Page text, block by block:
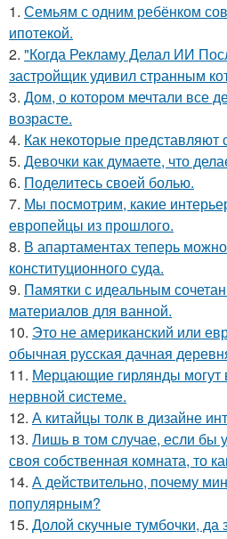
1. Семьям с одним ребёнком
ипотекой.
2. "Когда Рекламу Делал ИИ
застройщик удивил странным
3. Дом, о котором мечтали все
возрасте.
4. Как некоторые представляют
5. Девочки как думаете, что
6. Поделитесь своей болью.
7. Мы посмотрим, какие
европейцы из прошлого.
8. В апартаментах теперь
конституционного суда.
9. Памятки с идеальным
материалов для ванной.
10. Это не американский или
обычная русская дачная
11. Мерцающие гирлянды могут
нервной системе.
12. А китайцы толк в дизайне
13. Лишь в том случае, если бы
своя собственная комната, то
14. А действительно, почему
популярным?
15. Долой скучные тумбочки, да